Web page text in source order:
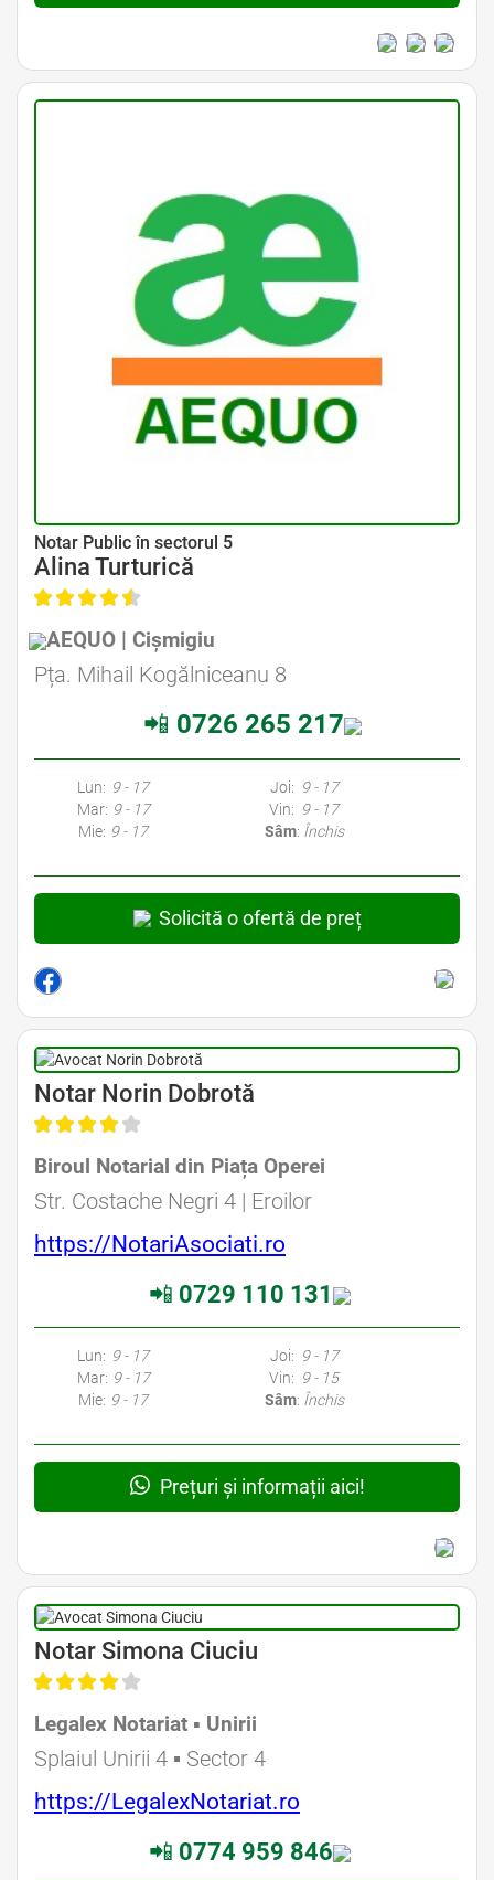
Avocat Specializat în Drept Civil • Avocat Specializat în Dreptul Familiei
Notar Public în sectorul 5
Alina Turturică
AEQUO | Cișmigiu
Avocat Specializat în Drept Civil • Avocat Specializat în Dreptul Familiei
Pța. Mihail Kogălniceanu 8
📲 0726 265 217
Lun: 9 - 17
Mar: 9 - 17
Mie: 9 - 17
Joi: 9 - 17
Vin: 9 - 17
Sâm: Închis
Solicită o ofertă de preț
Avocat Specializat în Drept Civil • Avocat Specializat în Dreptul Familiei
Notar Norin Dobrotă
Biroul Notarial din Piața Operei
Str. Costache Negri 4 | Eroilor
https://NotariAsociati.ro
📲 0729 110 131
Lun: 9 - 17
Mar: 9 - 17
Mie: 9 - 17
Joi: 9 - 17
Vin: 9 - 15
Sâm: Închis
Prețuri și informații aici!
Avocat Specializat în Drept Civil • Avocat Specializat în Dreptul Familiei
Notar Simona Ciuciu
Legalex Notariat ▪︎ Unirii
Splaiul Unirii 4 ▪︎ Sector 4
https://LegalexNotariat.ro
📲 0774 959 846